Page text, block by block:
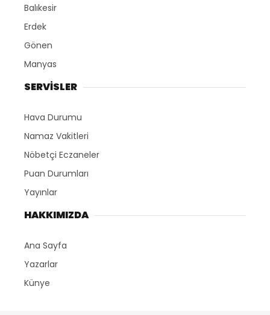
Balıkesir
Erdek
Gönen
Manyas
SERVİSLER
Hava Durumu
Namaz Vakitleri
Nöbetçi Eczaneler
Puan Durumları
Yayınlar
HAKKIMIZDA
Ana Sayfa
Yazarlar
Künye